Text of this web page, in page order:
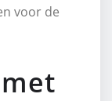
voor de